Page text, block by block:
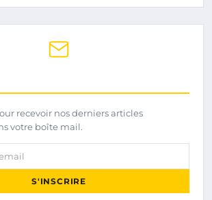
recevoir nos derniers articles
votre boîte mail.
S'INSCRIRE